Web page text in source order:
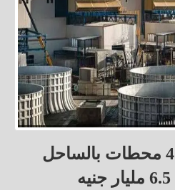
الكهرباء تعتزم إنشاء 4 محطات بالساحل